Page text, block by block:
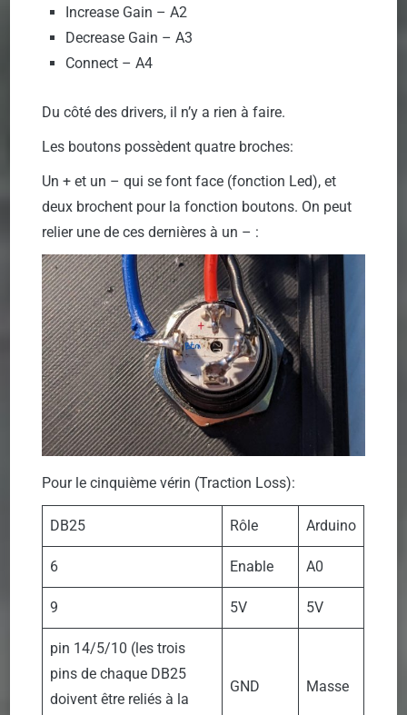
Increase Gain – A2
Decrease Gain – A3
Connect – A4
Du côté des drivers, il n’y a rien à faire.
Les boutons possèdent quatre broches:
Un + et un – qui se font face (fonction Led), et
deux brochent pour la fonction boutons. On peut
relier une de ces dernières à un – :
Pour le cinquième vérin (Traction Loss):
DB25 Rôle Arduino
6 Enable A0
9 5V 5V
pin 14/5/10 (les trois
pins de chaque DB25
doivent être reliés à la
GND Masse